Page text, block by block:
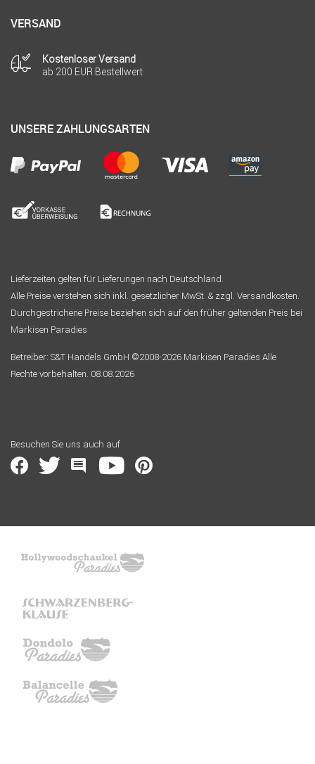
VERSAND
Kostenloser Versand
ab 200 EUR Bestellwert
UNSERE ZAHLUNGSARTEN
Lieferzeiten gelten für Lieferungen nach Deutschland.
Alle Preise verstehen sich inkl. gesetzlicher MwSt. & zzgl. Versandkosten.
Durchgestrichene Preise beziehen sich auf den früher geltenden Preis bei
Markisen Paradies
Betreiber: S&T Handels GmbH ©2008-2026 Markisen Paradies Alle
Rechte vorbehalten. 08.08.2026
Besuchen Sie uns auch auf